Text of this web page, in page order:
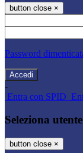
button close ×
Password
-
Entra con SPID
Seleziona utente
button close ×